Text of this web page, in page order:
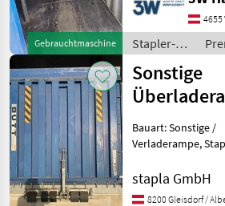
Gebrauchtmaschine
4655
Stapler-
und
Lagertechnik
/ Sonstige
Sonstige
Bauart: Sonstige /
Verladerampe, Stapler- und
Lagern/Stapeln
stapla GmbH
8200 Gleisdorf /